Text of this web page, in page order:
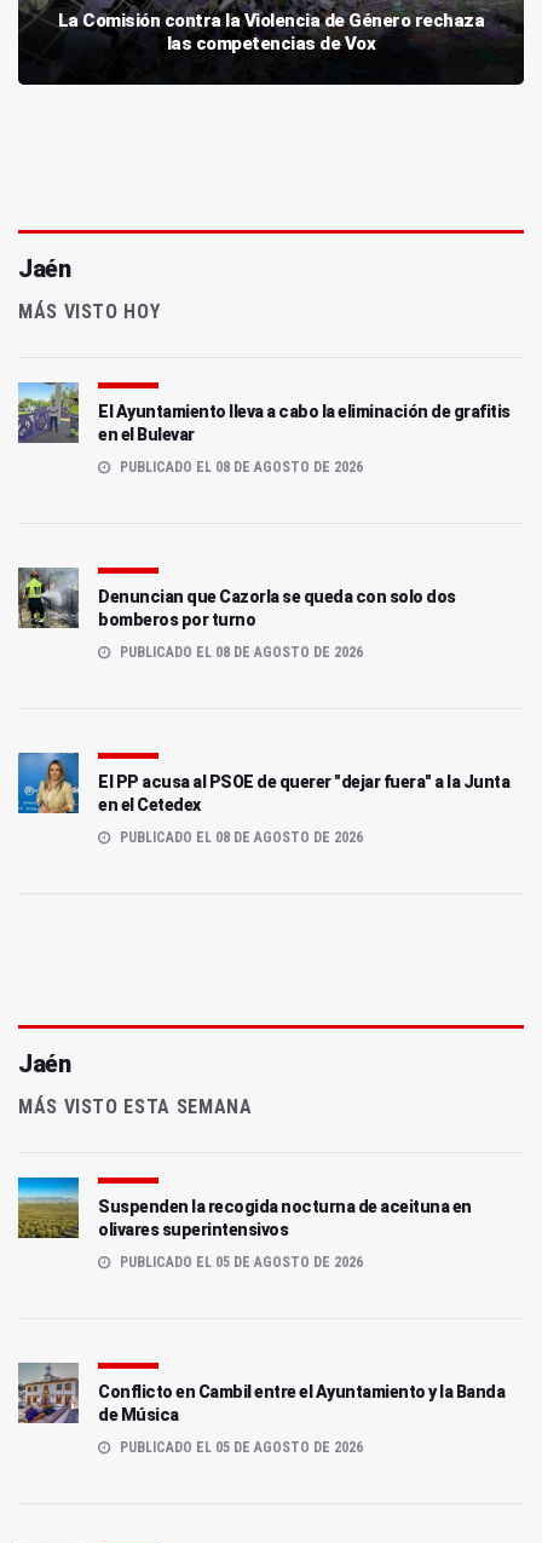
La Comisión contra la Violencia de Género rechaza
las competencias de Vox
Jaén
MÁS VISTO HOY
El Ayuntamiento lleva a cabo la eliminación de grafitis
en el Bulevar
PUBLICADO EL 08 DE AGOSTO DE 2026
Denuncian que Cazorla se queda con solo dos
bomberos por turno
PUBLICADO EL 08 DE AGOSTO DE 2026
El PP acusa al PSOE de querer "dejar fuera" a la Junta
en el Cetedex
PUBLICADO EL 08 DE AGOSTO DE 2026
Jaén
MÁS VISTO ESTA SEMANA
Suspenden la recogida nocturna de aceituna en
olivares superintensivos
PUBLICADO EL 05 DE AGOSTO DE 2026
Conflicto en Cambil entre el Ayuntamiento y la Banda
de Música
PUBLICADO EL 05 DE AGOSTO DE 2026